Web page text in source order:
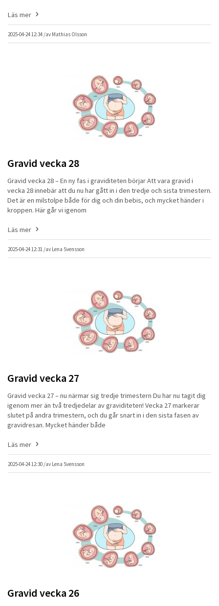
2025-04-24 12:34 /av Mathias Olsson
Läs mer
Gravid vecka 28
Gravid vecka 28 – En ny fas i graviditeten börjar Att vara gravid i
vecka 28 innebär att du nu har gått in i den tredje och sista trimestern.
Det är en milstolpe både för dig och din bebis, och mycket händer i
kroppen. Här går vi igenom
2025-04-24 12:31 /av Lena Svensson
Läs mer
Gravid vecka 27
Gravid vecka 27 – nu närmar sig tredje trimestern Du har nu tagit dig
igenom mer än två tredjedelar av graviditeten! Vecka 27 markerar
slutet på andra trimestern, och du går snart in i den sista fasen av
gravidresan. Mycket händer både
2025-04-24 12:30 /av Lena Svensson
Läs mer
Gravid vecka 26